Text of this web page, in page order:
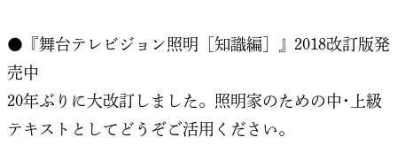
●『舞台テレビジョン照明［知識編］』2018改訂版発
売中
20年ぶりに大改訂しました。照明家のための中･上級
テキストとしてどうぞご活用ください。